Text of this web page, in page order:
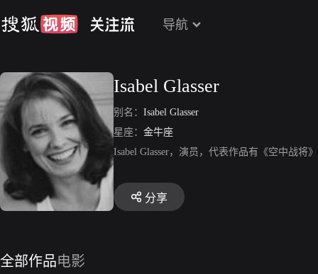
导航
Isabel Glasser
别名： Isabel Glasser
星座： 金牛座
Isabel Glasser，演员，代表作品有《空中战将
分享
全部作品电影